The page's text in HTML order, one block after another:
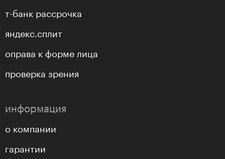
т-банк рассрочка
яндекс.сплит
оправа к форме лица
проверка зрения
информация
о компании
гарантии